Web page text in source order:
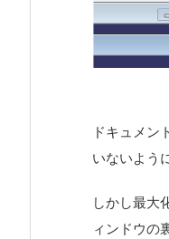
ドキュメン
いないよう
しかし最大
ィンドウの